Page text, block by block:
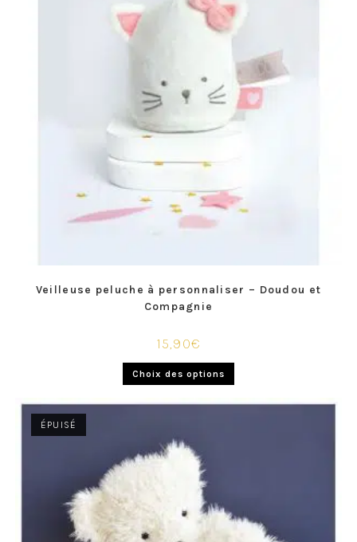
Veilleuse peluche à personnaliser – Doudou et
Compagnie
15,90€
Choix des options
ÉPUISÉ